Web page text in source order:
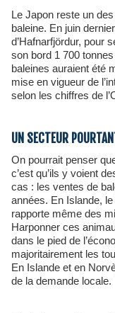
Le Japon reste un des principaux acheteurs de steak de
baleine. En juin
d’Hafnarfjördur, pour
son bord 1 700
baleines auraient été
mise en vigueur de
selon les chiffres de
UN SECTEUR
On pourrait penser que si ces pays continuent cette chasse,
c’est qu’ils y voient
cas : les ventes de
années. En Islande,
rapporte même des
Harponner ces
dans le pied de
majoritairement les
En Islande et en
de la demande locale.